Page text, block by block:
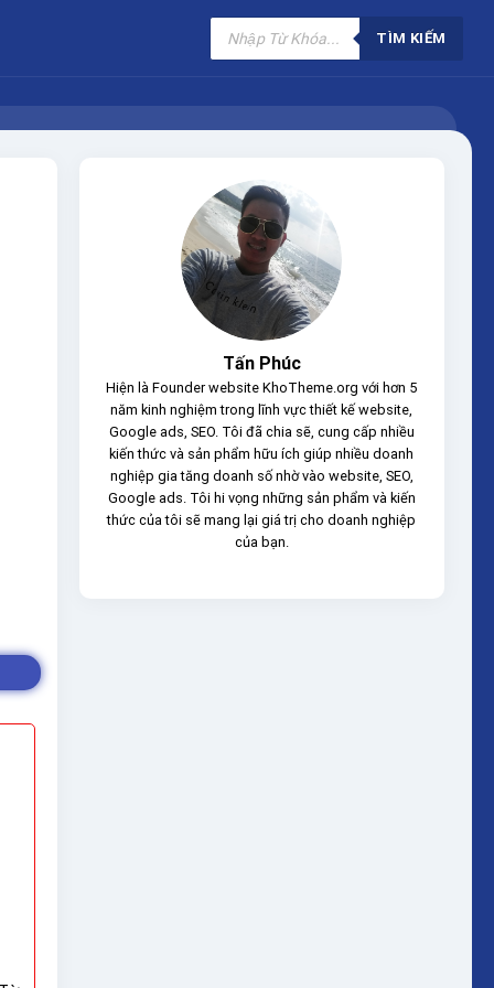
Tìm
kiếm
phẩm
TÌM KIẾM
Tấn Phúc
Hiện là Founder website KhoTheme.org với hơn 5
năm kinh nghiệm trong lĩnh vực thiết kế website,
Google ads, SEO. Tôi đã chia sẽ, cung cấp nhiều
kiến thức và sản phẩm hữu ích giúp nhiều doanh
nghiệp gia tăng doanh số nhờ vào website, SEO,
Google ads. Tôi hi vọng những sản phẩm và kiến
thức của tôi sẽ mang lại giá trị cho doanh nghiệp
của bạn.